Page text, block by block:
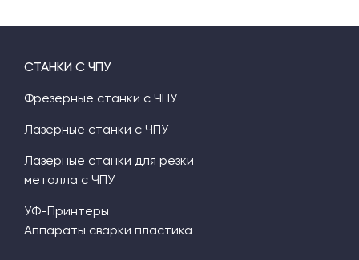
СТАНКИ С ЧПУ
Фрезерные станки с ЧПУ
Лазерные станки с ЧПУ
Лазерные станки для резки
металла с ЧПУ
УФ-Принтеры
Аппараты сварки пластика